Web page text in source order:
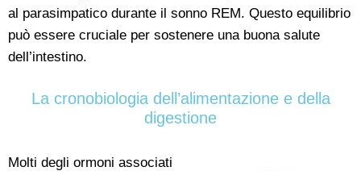
al parasimpatico durante il sonno REM. Questo equilibrio
può essere cruciale per sostenere una buona salute
dell’intestino.
La cronobiologia dell’alimentazione e della
digestione
Molti degli ormoni associati